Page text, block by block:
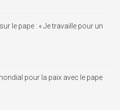
le pape : « Je travaille pour un
pour la paix avec le pape